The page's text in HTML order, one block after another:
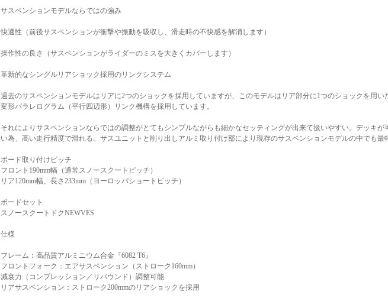
サスペンションモデルならではの強み
快適性（前後サスペンションが衝撃や振動を吸収し、滑走時の不快感を解消します）
操作性の良さ（サスペンションがライダーのミスを大きくカバーします）
革新的なシングルリアショック採用のリンクシステム
過去のサスペンションモデルはリアに2つのショックを採用していますが、このモデルはリア部分に1つのショックを用い
変形パラレログラム（平行四辺形）リンク機構を採用しています。
それによりサスペンションならではの調整がとてもシンプルながらも細かなセッティングが出来て扱いやすい。デッキが
い為、高い走行精度で滑れる。サスユニットと削り出しアルミ取り付け部により現存のサスペンションモデルの中でも最
ボード取り付けピッチ
フロント190mm幅（通常スノースクートピッチ）
リア120mm幅、長さ233mm（ヨーロッパショートピッチ）
ボードセット
スノースクートドクNEWVES
仕様
フレーム：高品質アルミニウム合金『6082 T6』
フロントフォーク：エアサスペンション（ストローク160mm）
減衰力（コンプレッション／リバウンド）調整可能
リアサスペンション：ストローク200mmのリアショックを採用